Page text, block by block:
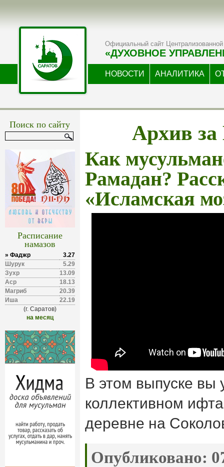
Официальный сайт Централизованной
«ДУХОВНОЕ
НОВОСТИ АНАЛИТИКА
Поиск по сайту
Расписание
намазов
» Фаджр
3.27
Шурук
5.29
Зухр
13.09
Аср
18.13
Магриб
20.39
Иша
22.19
(г. Саратов)
на месяц
Архив
Как
Рамадан?
«Исламская
В этом выпуске вы
коллективном
деревне на
Опубликовано: